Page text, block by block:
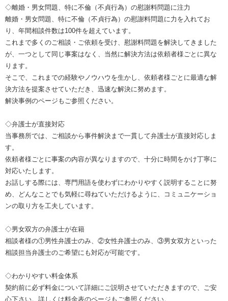
◇離婚・男女問題、特に不倫（不貞行為）の慰謝料問題に注力
離婚・男女問題、特に不倫（不貞行為）の慰謝料問題に力を入れてお
り、年間相談件数は100件を超えています。
これまで多くのご相談・ご依頼を受け、慰謝料問題を解決してきました
が、一つとして同じ事案はなく、当然に解決方法は依頼者様ごとに異な
ります。
そこで、これまでの経験やノウハウを生かし、依頼者様ごとに最適な解
決方法を提案させていただき、迅速な解決に努めます。
解決事例のページもご参照ください。
◇弁護士が直接対応
当事務所では、ご相談から事件解決まで一貫して弁護士が直接対応しま
す。
依頼者様ごとに事案の内容が異なりますので、十分に時間をかけ丁寧に
対応いたします。
お話しする際には、専門用語を使わずにわかりやすく説明することに努
め、どんなことでも気軽に尋ねていただけるように、コミュニケーショ
ンの取り方を工夫しています。
◇男女双方の弁護士が在籍
相談者様の①男性弁護士のみ、②女性弁護士のみ、③男女双方といった
相談担当弁護士のご希望にも対応が可能です。
◇わかりやすい料金体系
契約前に必ず料金について詳細にご説明させていただきますので、ご安
心下さい。詳しくは料金表のページもご参照ください。